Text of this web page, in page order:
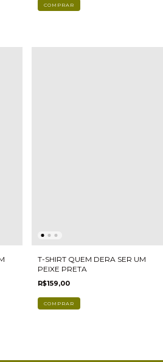
COMPRAR
T-SHIRT QUEM DERA SER UM
PEIXE PRETA
R$159,00
COMPRAR